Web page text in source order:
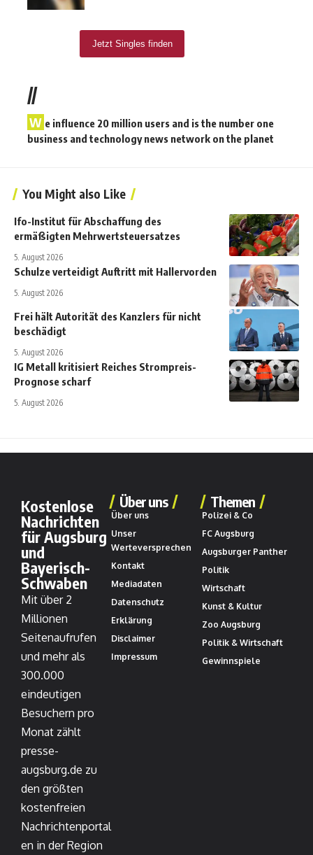
//
W e influence 20 million users and is the number one
business and technology news network on the planet
You Might also Like
Ifo-Institut für Abschaffung des
ermäßigten Mehrwertsteuersatzes
5. August 2026
Schulze verteidigt Auftritt mit Hallervorden
5. August 2026
Frei hält Autorität des Kanzlers für nicht
beschädigt
5. August 2026
IG Metall kritisiert Reiches Strompreis-
Prognose scharf
5. August 2026
Kostenlose
Nachrichten
für Augsburg
und
Bayerisch-
Schwaben
Mit über 2
Millionen
Seitenaufrufen
und mehr als
300.000
eindeutigen
Besuchern pro
Monat zählt
presse-
augsburg.de zu
den größten
kostenfreien
Nachrichtenportal
en in der Region
Über uns
Über uns
Unser
Werteversprechen
Kontakt
Mediadaten
Datenschutz
Erklärung
Disclaimer
Impressum
Themen
Polizei & Co
FC Augsburg
Augsburger Panther
Politik
Wirtschaft
Kunst & Kultur
Zoo Augsburg
Politik & Wirtschaft
Gewinnspiele